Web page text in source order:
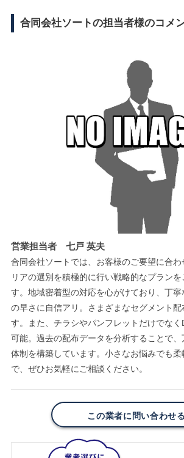
合同会社ソートの担当者様のコメ
営業担当者 七戸 英夫
合同会社ソートでは、お客様のご要望に合
リアの選別を積極的に行い戦略的なプラン
す。地域密着型の対応を心がけており、丁
の早さに自信アリ。さまざまなセグメント配
す。また、チラシやパンフレットだけでな
可能。過去の配布データを分析することで
体制を構築しています。小さなお悩みでも
で、ぜひお気軽にご相談ください。
この業者に問い合わせる